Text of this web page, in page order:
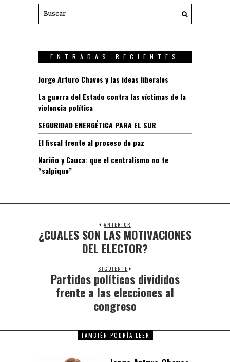
ENTRADAS RECIENTES
Jorge Arturo Chaves y las ideas liberales
La guerra del Estado contra las víctimas de la
violencia política
SEGURIDAD ENERGÉTICA PARA EL SUR
El fiscal frente al proceso de paz
Nariño y Cauca: que el centralismo no te
“salpique”
ANTERIOR
¿CUALES SON LAS MOTIVACIONES
DEL ELECTOR?
SIGUIENTE
Partidos políticos divididos
frente a las elecciones al
congreso
TAMBIÉN PODRÍA LEER